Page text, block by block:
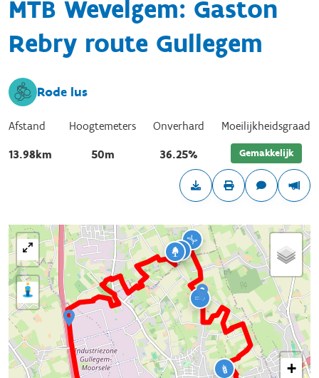
MTB Wevelgem: Gaston
Rebry route Gullegem
Rode lus
Afstand
13.98km
Hoogtemeters
50m
Onverhard
36.25%
Moeilijkheidsgraad
Gemakkelijk
+